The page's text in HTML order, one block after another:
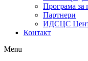
Програма за
Партнери
ИДСЦС
Контакт
Menu